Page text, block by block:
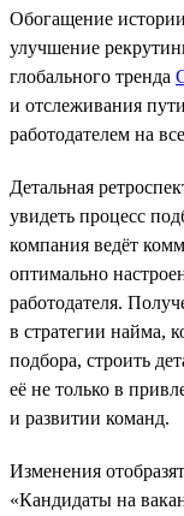
Обогащение
улучшение
глобального тренда
и отслеживания
работодателем на
Детальная
увидеть процесс
компания ведёт
оптимально
работодателя.
в стратегии найма,
подбора, строить
её не только в
и развитии команд.
Изменения
«Кандидаты на